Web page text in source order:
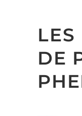
LES
DE